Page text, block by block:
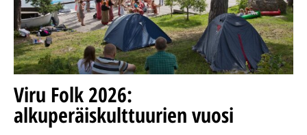
Viru Folk 2026:
alkuperäiskulttuurien vuosi